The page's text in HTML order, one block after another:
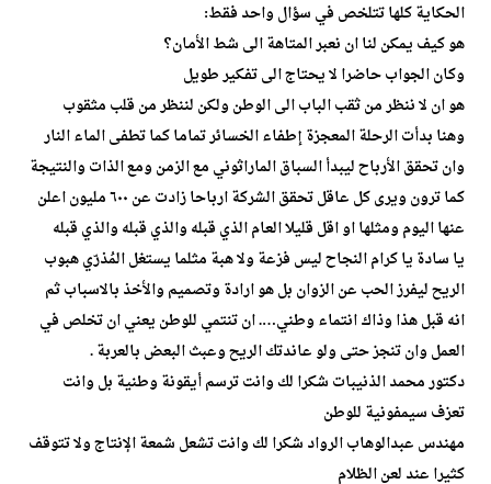
الحكاية كلها تتلخص في سؤال واحد فقط:
هو كيف يمكن لنا ان نعبر المتاهة الى شط الأمان؟
وكان الجواب حاضرا لا يحتاج الى تفكير طويل
هو ان لا ننظر من ثقب الباب الى الوطن ولكن لننظر من قلب مثقوب
وهنا بدأت الرحلة المعجزة إطفاء الخسائر تماما كما تطفى الماء النار
وان تحقق الأرباح ليبدأ السباق الماراثوني مع الزمن ومع الذات والنتيجة
كما ترون ويرى كل عاقل تحقق الشركة ارباحا زادت عن ٦٠٠ مليون اعلن
عنها اليوم ومثلها او اقل قليلا العام الذي قبله والذي قبله والذي قبله
يا سادة يا كرام النجاح ليس فزعة ولا هبة مثلما يستغل المُذرّي هبوب
الريح ليفرز الحب عن الزوان بل هو ارادة وتصميم والأخذ بالاسباب ثم
انه قبل هذا وذاك انتماء وطني…. ان تنتمي للوطن يعني ان تخلص في
العمل وان تنجز حتى ولو عاندتك الريح وعبث البعض بالعربة .
دكتور محمد الذنيبات شكرا لك وانت ترسم أيقونة وطنية بل وانت
تعزف سيمفونية للوطن
مهندس عبدالوهاب الرواد شكرا لك وانت تشعل شمعة الإنتاج ولا تتوقف
كثيرا عند لعن الظلام